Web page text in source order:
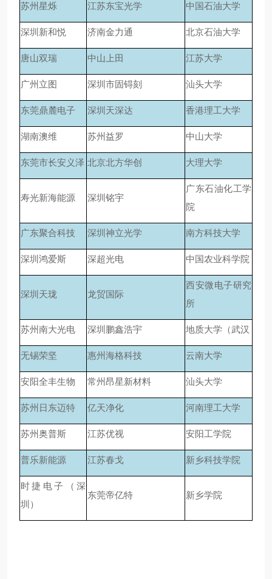
苏州星烁 江苏东宝光学 中国石油大学
深圳新和悦 济南金力通 北京石油大学
唐山双瑞 中山上田 江苏大学
广州立图 深圳市固锝刻 汕头大学
东莞鼎麓电子 深圳天深达 香港理工大学
湖南澳维 苏州益罗 中山大学
东莞市长安义泽 北京北方华创 大理大学
寿光新海能源 深圳铭宇
广东石油化工学
院
广东聚合科技 深圳神立光学 南方科技大学
深圳鸿爱斯 深超光电 中国农业科学院
深圳天珑 龙贸国际
西安微电子研究
所
苏州南大光电 深圳鹏鑫浩宇 地质大学（武汉
无锡荣坚 惠州海格科技 云南大学
安阳全丰生物 常州昂星新材料 汕头大学
苏州日东迈特 亿天净化 河南理工大学
苏州奥普斯 江苏优视 安阳工学院
普乐新能源 江苏春戈 新乡科技学院
时捷电子（深
圳）
东莞帝亿特 新乡学院